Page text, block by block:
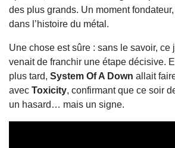
des plus grands. Un moment
dans l’histoire du métal.
Une chose est sûre : sans le savoir, ce
venait de franchir une étape décisive.
plus tard, System Of A Down allait
avec Toxicity, confirmant que ce soir
un hasard… mais un signe.